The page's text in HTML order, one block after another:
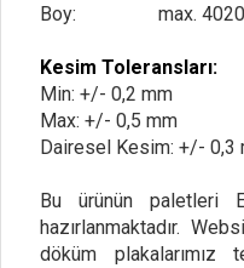
Boy: max. 4020
Kesim Toleransları:
Min: +/- 0,2 mm
Max: +/- 0,5 mm
Dairesel Kesim: +/- 0,3
Bu ürünün paletleri
hazırlanmaktadır.
döküm plakalarımız